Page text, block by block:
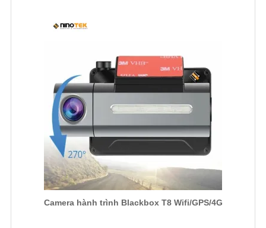
Camera hành trình Blackbox T8 Wifi/GPS/4G